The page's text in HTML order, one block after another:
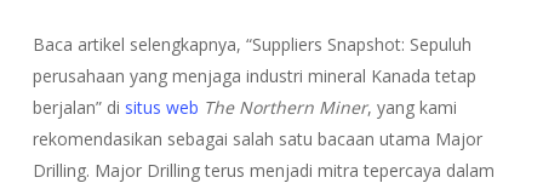
Baca artikel selengkapnya, “Suppliers Snapshot: Sepuluh
perusahaan yang menjaga industri mineral Kanada tetap
berjalan” di situs web The Northern Miner, yang kami
rekomendasikan sebagai salah satu bacaan utama Major
Drilling. Major Drilling terus menjadi mitra tepercaya dalam